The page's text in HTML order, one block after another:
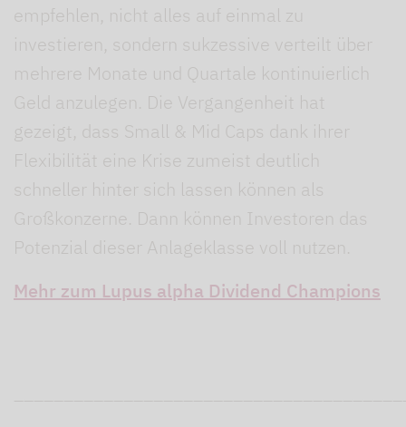
empfehlen, nicht alles auf einmal zu
investieren, sondern sukzessive verteilt über
mehrere Monate und Quartale kontinuierlich
Geld anzulegen. Die Vergangenheit hat
gezeigt, dass Small & Mid Caps dank ihrer
Flexibilität eine Krise zumeist deutlich
schneller hinter sich lassen können als
Großkonzerne. Dann können Investoren das
Potenzial dieser Anlageklasse voll nutzen.
Mehr zum Lupus alpha Dividend Champions